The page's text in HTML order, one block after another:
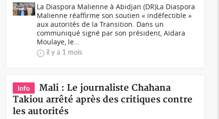
La Diaspora Malienne à Abidjan (DR)La Diaspora
Malienne réaffirme son soutien « indéfectible »
aux autorités de la Transition. Dans un
communiqué signé par son président, Aïdara
Moulaye, le...
il y a 1 mois
Info
Mali : Le journaliste Chahana
Takiou arrêté après des critiques contre
les autorités